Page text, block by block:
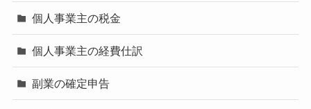
個人事業主の税金
個人事業主の経費仕訳
副業の確定申告